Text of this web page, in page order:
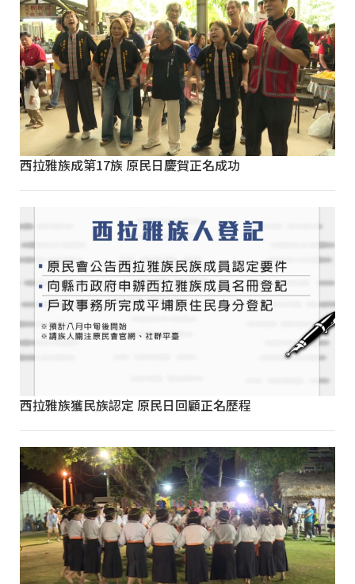
西拉雅族成第17族 原民日慶賀正名成功
西拉雅族獲民族認定 原民日回顧正名歷程